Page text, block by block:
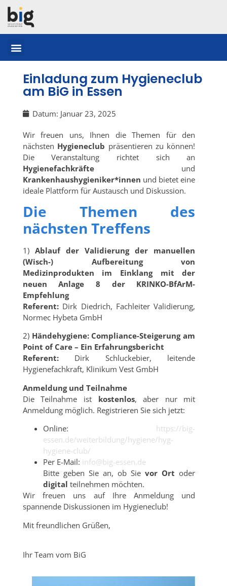
Einladung zum Hygieneclub
am BiG in Essen
Datum: Januar 23, 2025
Wir freuen uns, Ihnen die Themen für den
nächsten Hygieneclub präsentieren zu können!
Die Veranstaltung richtet sich an
Hygienefachkräfteund
Krankenhaushygieniker*innen und bietet eine
ideale Plattform für Austausch und Diskussion.
Die Themen des
nächsten Treffens
1️) Ablauf der Validierung der manuellen
(Wisch-) Aufbereitung von
Medizinprodukten im Einklang mit der
neuen Anlage 8 der KRINKO-BfArM-
Empfehlung
Referent:Dirk Diedrich, Fachleiter Validierung,
Normec Hybeta GmbH
2️) Händehygiene: Compliance-Steigerung am
Point of Care – Ein Erfahrungsbericht
Referent:Dirk Schluckebier, leitende
Hygienefachkraft, Klinikum Vest GmbH
Anmeldung und Teilnahme
Die Teilnahme ist kostenlos, aber nur mit
Anmeldung möglich. Registrieren Sie sich jetzt:
Online: https://big-
essen.de/weiterbildung/hygiene/hyg-
hygiene-club/
Per E-Mail: info@big-essen.de
Bitte geben Sie an, ob Sievor Ort oder
digital teilnehmen möchten.
Wir freuen uns auf Ihre Anmeldung und
spannende Diskussionen im Hygieneclub!
Mit freundlichen Grüßen,
Ihr Team vom BiG